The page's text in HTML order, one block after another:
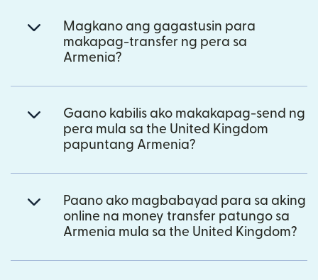
Magkano ang gagastusin para
makapag-transfer ng pera sa
Armenia?
Gaano kabilis ako makakapag-send ng
pera mula sa the United Kingdom
papuntang Armenia?
Paano ako magbabayad para sa aking
online na money transfer patungo sa
Armenia mula sa the United Kingdom?